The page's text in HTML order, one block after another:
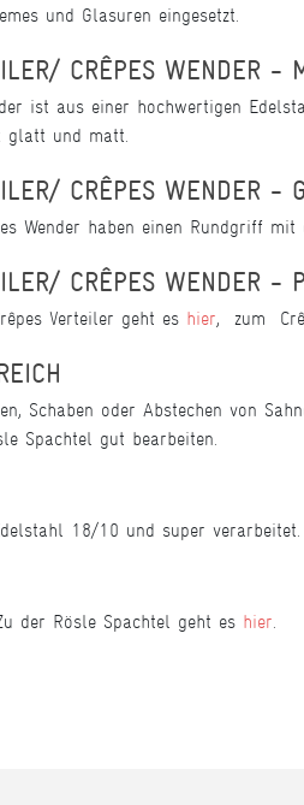
und Glasuren eingesetzt.
CRÊPES WENDER -
ist aus einer hochwertigen
glatt und matt.
CRÊPES WENDER -
Wender haben einen Rundgriff mit
CRÊPES WENDER -
Verteiler geht es hier, zum
Schaben oder Abstechen von
Spachtel gut bearbeiten.
18/10 und super verarbeitet.
der Rösle Spachtel geht es hier.